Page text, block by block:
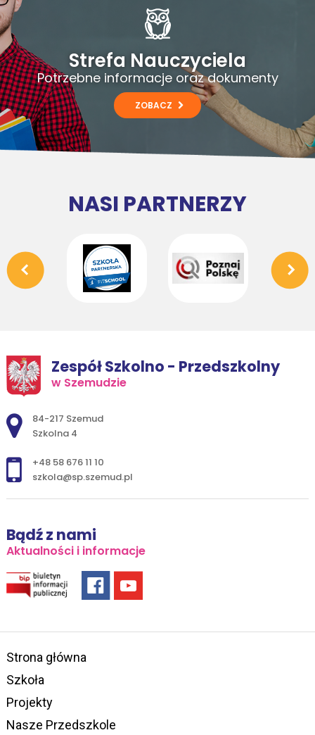
Strefa Nauczyciela
Potrzebne informacje oraz dokumenty
ZOBACZ
NASI PARTNERZY
Zespół Szkolno - Przedszkolny
w Szemudzie
Adres pocztowy:
84-217 Szemud
Szkolna 4
+48 58 676 11 10
szkola@sp.szemud.pl
Bądź z nami
Aktualności i informacje
Strona główna
Szkoła
Projekty
Nasze Przedszkole